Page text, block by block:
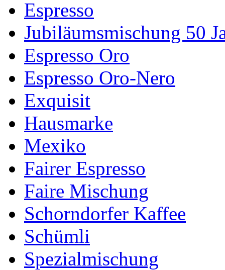
Espresso
Jubiläumsmischung 50
Espresso Oro
Espresso Oro-Nero
Exquisit
Hausmarke
Mexiko
Fairer Espresso
Faire Mischung
Schorndorfer Kaffee
Schümli
Spezialmischung